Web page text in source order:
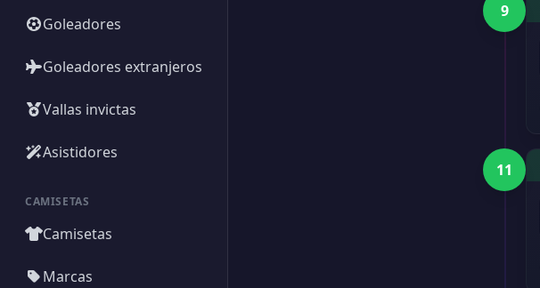
Goleadores
Goleadores extranjeros
Vallas invictas
Asistidores
CAMISETAS
Camisetas
Marcas
9
11